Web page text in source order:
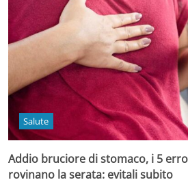
Salute
Addio bruciore di stomaco, i 5
rovinano la serata: evitali subito